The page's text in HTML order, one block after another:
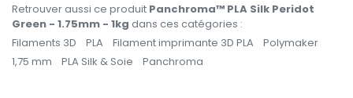
Retrouver aussi ce produit Panchroma™ PLA Silk Peridot
Green - 1.75mm - 1kg dans ces catégories :
Filaments 3D
PLA Filament imprimante 3D PLA
Polymaker
1,75 mm
PLA Silk & Soie Panchroma